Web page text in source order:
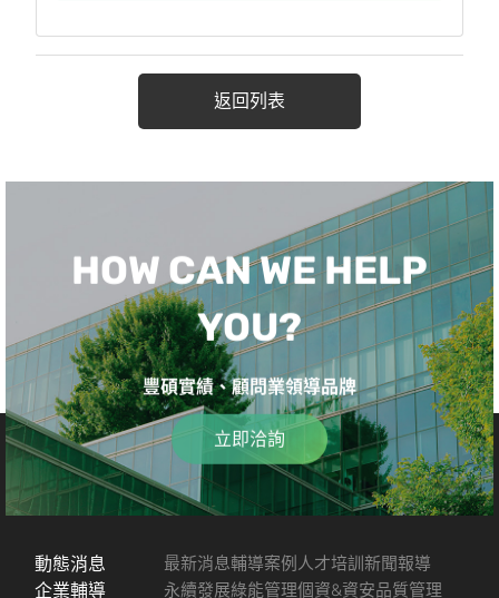
返回列表
HOW CAN WE HELP
YOU?
豐碩實績、顧問業領導品牌
立即洽詢
動態消息 最新消息輔導案例 人才培訓新聞報導
企業輔導 永續發展綠能管理個資&資安品質管理